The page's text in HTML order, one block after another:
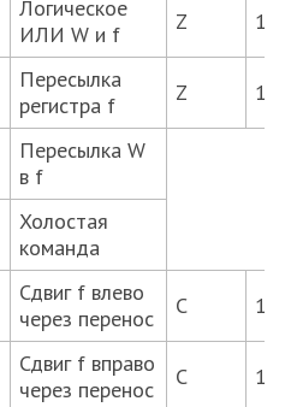
Логическое
ИЛИ W и f
Z 1, 2
Пересылка
регистра f
Z 1, 2
Пересылка W
в f
Холостая
команда
Сдвиг f влево
через перенос
C 1, 2
Сдвиг f вправо
через перенос
C 1, 2